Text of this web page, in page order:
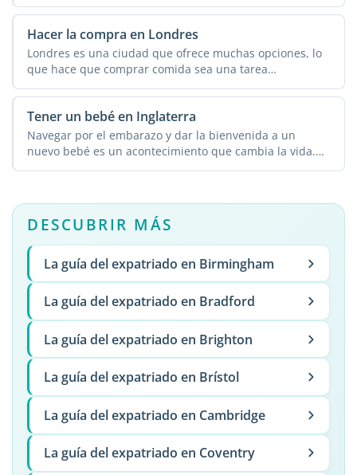
Hacer la compra en Londres
Londres es una ciudad que ofrece muchas opciones, lo
que hace que comprar comida sea una tarea
abrumadora. La ...
Tener un bebé en Inglaterra
Navegar por el embarazo y dar la bienvenida a un
nuevo bebé es un acontecimiento que cambia la vida.
Los ...
DESCUBRIR MÁS
La guía del expatriado en Birmingham
La guía del expatriado en Bradford
La guía del expatriado en Brighton
La guía del expatriado en Brístol
La guía del expatriado en Cambridge
La guía del expatriado en Coventry